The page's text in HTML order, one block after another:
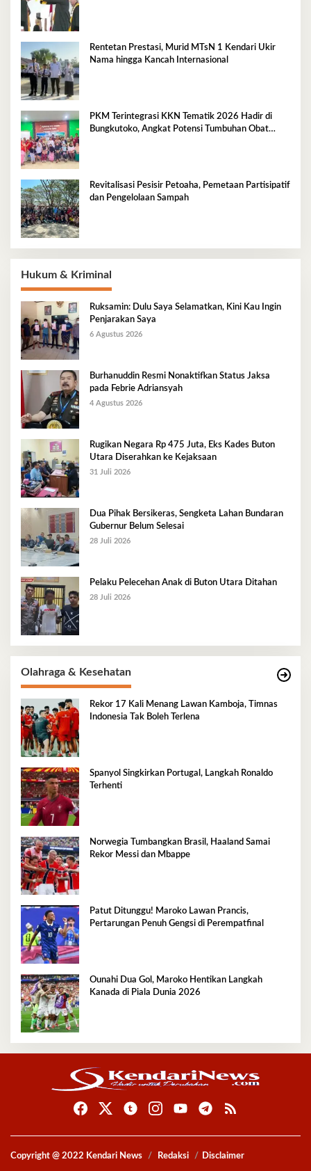
Rentetan Prestasi, Murid MTsN 1 Kendari Ukir
Nama hingga Kancah Internasional
PKM Terintegrasi KKN Tematik 2026 Hadir di
Bungkutoko, Angkat Potensi Tumbuhan Obat
Revitalisasi Pesisir Petoaha, Pemetaan Partisipatif
dan Pengelolaan Sampah
Hukum & Kriminal
Ruksamin: Dulu Saya Selamatkan, Kini Kau Ingin
Penjarakan Saya
6 Agustus 2026
Burhanuddin Resmi Nonaktifkan Status Jaksa
pada Febrie Adriansyah
4 Agustus 2026
Rugikan Negara Rp 475 Juta, Eks Kades Buton
Utara Diserahkan ke Kejaksaan
31 Juli 2026
Dua Pihak Bersikeras, Sengketa Lahan Bundaran
Gubernur Belum Selesai
28 Juli 2026
Pelaku Pelecehan Anak di Buton Utara Ditahan
28 Juli 2026
Olahraga & Kesehatan
Rekor 17 Kali Menang Lawan Kamboja, Timnas
Indonesia Tak Boleh Terlena
Spanyol Singkirkan Portugal, Langkah Ronaldo
Terhenti
Norwegia Tumbangkan Brasil, Haaland Samai
Rekor Messi dan Mbappe
Patut Ditunggu! Maroko Lawan Prancis,
Pertarungan Penuh Gengsi di Perempatfinal
Ounahi Dua Gol, Maroko Hentikan Langkah
Kanada di Piala Dunia 2026
Copyright @ 2022 Kendari News Redaksi Disclaimer